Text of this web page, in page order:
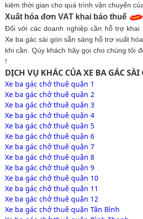
kiệm thời gian cho quá trình vận chuyển
Xuất hóa đơn VAT khai báo thuế
Đối với các doanh nghiệp cần hỗ trợ khai
Xe ba gác sài gòn sẵn sàng hỗ trợ xuất
khi cần. Qúy khách hãy gọi cho chúng tôi
!
DỊCH VỤ KHÁC CỦA XE BA GÁC SÀI
Xe ba gác chở thuê quận 1
Xe ba gác chở thuê quận 2
Xe ba gác chở thuê quận 3
Xe ba gác chở thuê quận 4
Xe ba gác chở thuê quận 5
Xe ba gác chở thuê quận 6
Xe ba gác chở thuê quận 7
Xe ba gác chở thuê quận 8
Xe ba gác chở thuê quận 9
Xe ba gác chở thuê quận 10
Xe ba gác chở thuê quận 11
Xe ba gác chở thuê quận 12
Xe ba gác chở thuê quận Tân Bình